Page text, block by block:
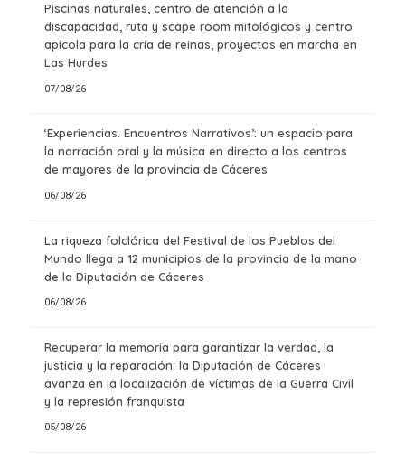
Piscinas naturales, centro de atención a la
discapacidad, ruta y scape room mitológicos y centro
apícola para la cría de reinas, proyectos en marcha en
Las Hurdes
07/08/26
‘Experiencias. Encuentros Narrativos’: un espacio para
la narración oral y la música en directo a los centros
de mayores de la provincia de Cáceres
06/08/26
La riqueza folclórica del Festival de los Pueblos del
Mundo llega a 12 municipios de la provincia de la mano
de la Diputación de Cáceres
06/08/26
Recuperar la memoria para garantizar la verdad, la
justicia y la reparación: la Diputación de Cáceres
avanza en la localización de víctimas de la Guerra Civil
y la represión franquista
05/08/26